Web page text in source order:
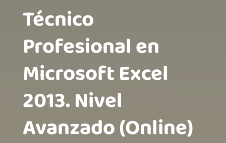
Técnico
Profesional en
Microsoft Excel
2013. Nivel
Avanzado (Online)ㅤㅤㅤㅤㅤㅤㅤㅤㅤㅤㅤㅤㅤㅤ